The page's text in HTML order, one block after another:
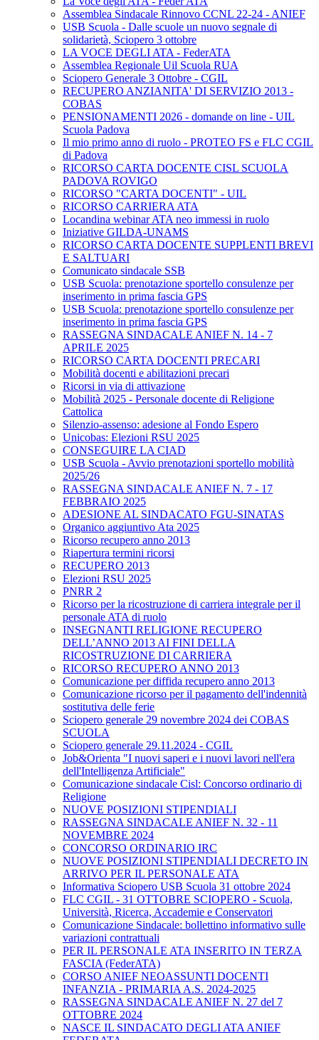
Assemblea Sindacale Rinnovo CCNL 22-24 - ANIEF
USB Scuola - Dalle scuole un nuovo segnale di
solidarietà, Sciopero 3 ottobre
LA VOCE DEGLI ATA - FederATA
Assemblea Regionale Uil Scuola RUA
Sciopero Generale 3 Ottobre - CGIL
RECUPERO ANZIANITA' DI SERVIZIO 2013 -
COBAS
PENSIONAMENTI 2026 - domande on line - UIL
Scuola Padova
Il mio primo anno di ruolo - PROTEO FS e FLC CGIL
di Padova
RICORSO CARTA DOCENTE CISL SCUOLA
PADOVA ROVIGO
RICORSO "CARTA DOCENTI" - UIL
RICORSO CARRIERA ATA
Locandina webinar ATA neo immessi in ruolo
Iniziative GILDA-UNAMS
RICORSO CARTA DOCENTE SUPPLENTI BREVI
E SALTUARI
Comunicato sindacale SSB
USB Scuola: prenotazione sportello consulenze per
inserimento in prima fascia GPS
USB Scuola: prenotazione sportello consulenze per
inserimento in prima fascia GPS
RASSEGNA SINDACALE ANIEF N. 14 - 7
APRILE 2025
RICORSO CARTA DOCENTI PRECARI
Mobilità docenti e abilitazioni precari
Ricorsi in via di attivazione
Mobilità 2025 - Personale docente di Religione
Cattolica
Silenzio-assenso: adesione al Fondo Espero
Unicobas: Elezioni RSU 2025
CONSEGUIRE LA CIAD
USB Scuola - Avvio prenotazioni sportello mobilità
2025/26
RASSEGNA SINDACALE ANIEF N. 7 - 17
FEBBRAIO 2025
ADESIONE AL SINDACATO FGU-SINATAS
Organico aggiuntivo Ata 2025
Ricorso recupero anno 2013
Riapertura termini ricorsi
RECUPERO 2013
Elezioni RSU 2025
PNRR 2
Ricorso per la ricostruzione di carriera integrale per il
personale ATA di ruolo
INSEGNANTI RELIGIONE RECUPERO
DELL’ANNO 2013 AI FINI DELLA
RICOSTRUZIONE DI CARRIERA
RICORSO RECUPERO ANNO 2013
Comunicazione per diffida recupero anno 2013
Comunicazione ricorso per il pagamento dell'indennità
sostitutiva delle ferie
Sciopero generale 29 novembre 2024 dei COBAS
SCUOLA
Sciopero generale 29.11.2024 - CGIL
Job&Orienta "I nuovi saperi e i nuovi lavori nell'era
dell'Intelligenza Artificiale"
Comunicazione sindacale Cisl: Concorso ordinario di
Religione
NUOVE POSIZIONI STIPENDIALI
RASSEGNA SINDACALE ANIEF N. 32 - 11
NOVEMBRE 2024
CONCORSO ORDINARIO IRC
NUOVE POSIZIONI STIPENDIALI DECRETO IN
ARRIVO PER IL PERSONALE ATA
Informativa Sciopero USB Scuola 31 ottobre 2024
FLC CGIL - 31 OTTOBRE SCIOPERO - Scuola,
Università, Ricerca, Accademie e Conservatori
Comunicazione Sindacale: bollettino informativo sulle
variazioni contrattuali
PER IL PERSONALE ATA INSERITO IN TERZA
FASCIA (FederATA)
CORSO ANIEF NEOASSUNTI DOCENTI
INFANZIA - PRIMARIA A.S. 2024-2025
RASSEGNA SINDACALE ANIEF N. 27 del 7
OTTOBRE 2024
NASCE IL SINDACATO DEGLI ATA ANIEF